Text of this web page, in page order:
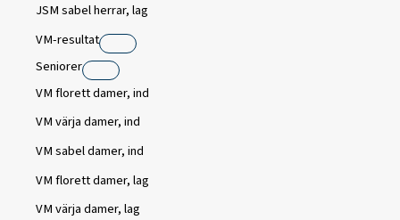
JSM sabel herrar, lag
VM-resultat
Seniorer
VM florett damer, ind
VM värja damer, ind
VM sabel damer, ind
VM florett damer, lag
VM värja damer, lag